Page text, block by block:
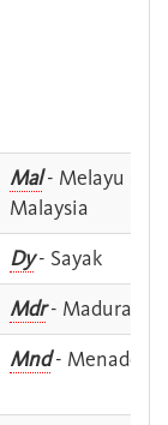
Mal- Melayu -
Malaysia
Dy- Sayak
Mdr- Madura
Mnd- Menado